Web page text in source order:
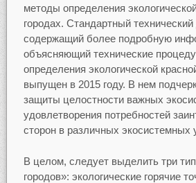
методы определения
городах. Стандартный технический
содержащий более подробную
объясняющий технические
определения экологической
выпущен в 2015 году. В нем
защиты целостности важных
удовлетворения потребностей
сторон в различных экосистемных
В целом, следует выделить три
городов»: экологические горячие